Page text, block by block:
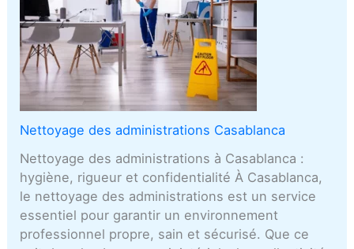
Nettoyage des administrations Casablanca
Nettoyage des administrations à Casablanca :
hygiène, rigueur et confidentialité À Casablanca,
le nettoyage des administrations est un service
essentiel pour garantir un environnement
professionnel propre, sain et sécurisé. Que ce